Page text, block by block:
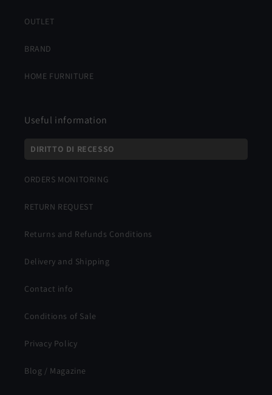
OUTLET
BRAND
HOME FURNITURE
Useful information
DIRITTO DI RECESSO
ORDERS MONITORING
RETURN REQUEST
Returns and Refunds Conditions
Delivery and Shipping
Contact info
Conditions of Sale
Privacy Policy
Blog / Magazine